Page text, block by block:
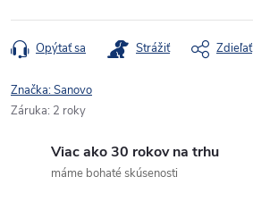
Opýtať sa Strážiť Zdieľať
Značka:Sanovo
Záruka: 2 roky
Viac ako 30 rokov na trhu
máme bohaté skúsenosti